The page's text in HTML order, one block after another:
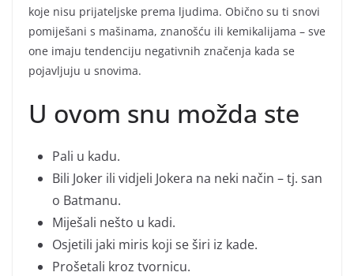
koje nisu prijateljske prema ljudima. Obično su ti snovi
pomiješani s mašinama, znanošću ili kemikalijama – sve
one imaju tendenciju negativnih značenja kada se
pojavljuju u snovima.
U ovom snu možda ste
Pali u kadu.
Bili Joker ili vidjeli Jokera na neki način – tj. san
o Batmanu.
Miješali nešto u kadi.
Osjetili jaki miris koji se širi iz kade.
Prošetali kroz tvornicu.